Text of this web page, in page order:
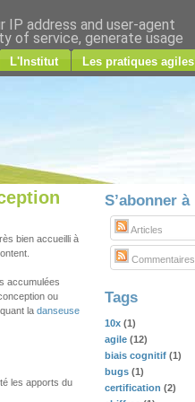
L'Institut Les pratiques agiles
bien accueilli à
accumulées
ou
la danseuse
les apports du
S’abonner à
Articles
Commentaires
Tags
10x(1)
agile(12)
biais cognitif(1)
bugs(1)
certification(2)
IP address and user-agent
of service, generate usage